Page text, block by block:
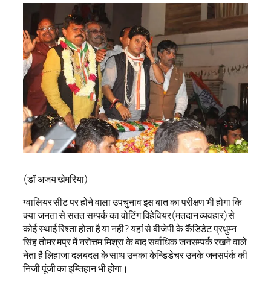
(डॉ अजय खेमरिया)
ग्वालियर सीट पर होने वाला उपचुनाव इस बात का परीक्षण भी होगा कि
क्या जनता से सतत सम्पर्क का वोटिंग विहेवियर(मतदान व्यवहार)से
कोई स्थाई रिश्ता होता है या नही? यहां से बीजेपी के कैंडिडेट प्रधुम्न
सिंह तोमर मप्र में नरोत्तम मिश्रा के बाद सर्वाधिक जनसम्पर्क रखने वाले
नेता है लिहाजा दलबदल के साथ उनका केन्डिडेचर उनके जनसपंर्क की
निजी पूंजी का इम्तिहान भी होगा।